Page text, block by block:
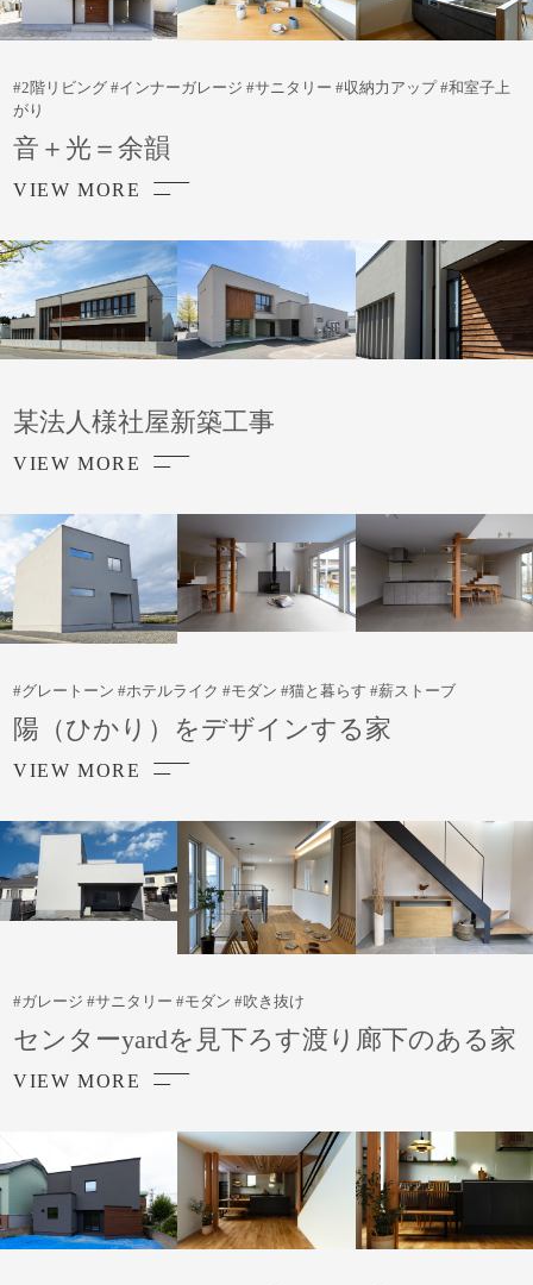
#2階リビング #インナーガレージ #サニタリー #収納力アップ #和室子上
がり
音＋光＝余韻
VIEW MORE
某法人様社屋新築工事
VIEW MORE
#グレートーン #ホテルライク #モダン #猫と暮らす #薪ストーブ
陽（ひかり）をデザインする家
VIEW MORE
#ガレージ #サニタリー #モダン #吹き抜け
センターyardを見下ろす渡り廊下のある家
VIEW MORE